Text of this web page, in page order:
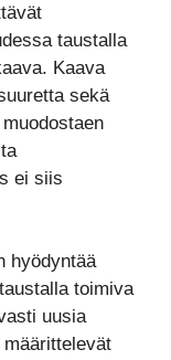
taustalla
Kaava
sekä
ei siis
hyödyntää
toimiva
uusia